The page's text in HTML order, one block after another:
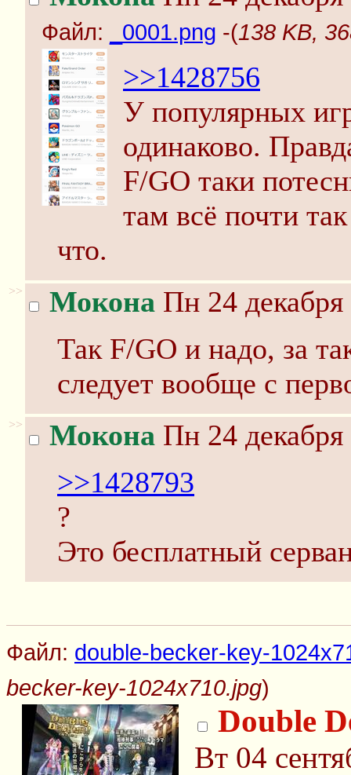
Файл: _0001.png -(138 KB,
>>1428756
У популярных
одинаково.
F/GO таки
там всё почти
что.
>> Мокона Пн 24
Так F/GO и надо, за
следует вообще с
>> Мокона Пн 24
>>1428793
?
Это бесплатный
Файл: double-becker-key-
becker-key-1024x710.jpg)
Double
Вт 04